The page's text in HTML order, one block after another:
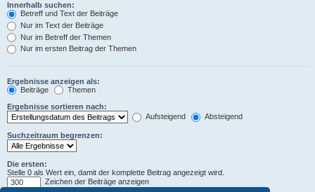
Innerhalb suchen:
Betreff und Text der Beiträge
Nur im Text der Beiträge
Nur im Betreff der Themen
Nur im ersten Beitrag der Themen
Ergebnisse anzeigen als:
Beiträge
Themen
Ergebnisse sortieren nach:
Aufsteigend
Absteigend
Suchzeitraum begrenzen:
Die ersten:
Stelle 0 als Wert ein, damit der komplette Beitrag angezeigt wird.
Zeichen der Beiträge anzeigen